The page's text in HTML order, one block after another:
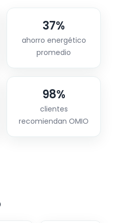
37%
ahorro energético
promedio
98%
clientes
recomiendan OMIO